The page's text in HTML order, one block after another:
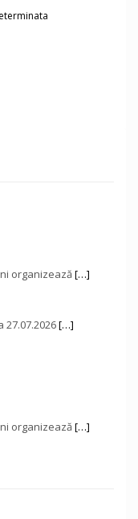
organizează[…]
[…]
organizează[…]